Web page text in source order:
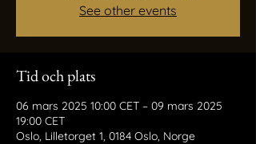
See other events
Tid och plats
06 mars 2025 10:00 CET – 09 mars 2025
19:00 CET
Oslo, Lilletorget 1, 0184 Oslo, Norge